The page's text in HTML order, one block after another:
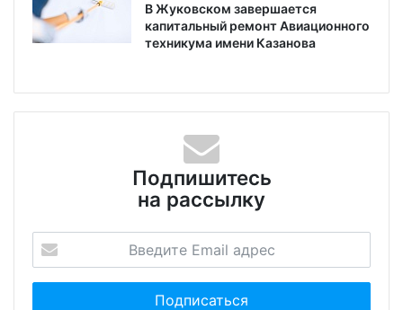
В Жуковском завершается
капитальный ремонт Авиационного
техникума имени Казанова
Подпишитесь
на рассылку